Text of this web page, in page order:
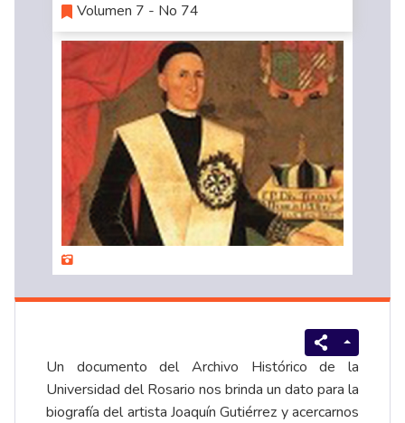
Volumen 7 - No 74
Un documento del Archivo Histórico de la
Universidad del Rosario nos brinda un dato para la
biografía del artista Joaquín Gutiérrez y acercarnos